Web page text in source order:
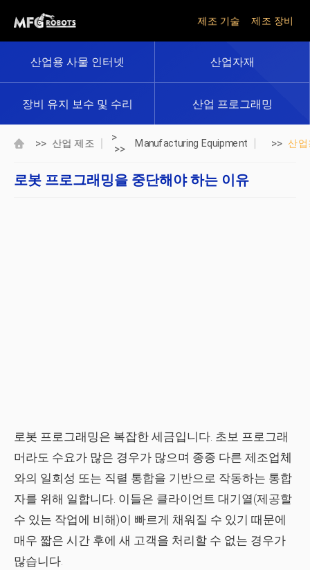
제조 기술 제조 장비
산업용 사물 인터넷 산업자재
장비 유지 보수 및 수리 산업 프로그래밍
>> 산업 제조
>
>>
Manufacturing Equipment >> 산업
로봇 프로그래밍을 중단해야 하는 이유
로봇 프로그래밍은 복잡한 세금입니다. 초보 프로그래
머라도 수요가 많은 경우가 많으며 종종 다른 제조업체
와의 일회성 또는 직렬 통합을 기반으로 작동하는 통합
자를 위해 일합니다. 이들은 클라이언트 대기열(제공할
수 있는 작업에 비해)이 빠르게 채워질 수 있기 때문에
매우 짧은 시간 후에 새 고객을 처리할 수 없는 경우가
많습니다.